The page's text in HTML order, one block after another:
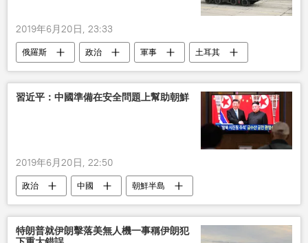
2019年6月20日, 23:33
俄羅斯 政治 軍事
土耳其
美國
S-400系統
合同
塔伊普•埃爾多安
習近平：中國準備在安全問題上幫助朝鮮
2019年6月20日, 22:50
政治 中國
朝鮮半島
習近平
金正恩 會晤 幫助
特朗普就伊朗擊落美無人機一事稱伊朗犯